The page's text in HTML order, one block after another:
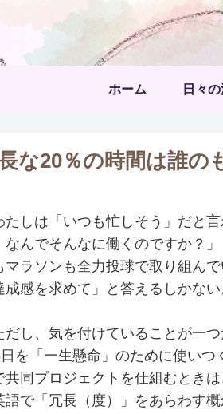
ホーム 日々
な20％の時間は誰の
しは「いつも忙しそう」だと
なんでそんなに働くのですか？
マラソンも全力投球で取り組ん
成感を求めて」と答えるしかない
し、気を付けていることが一
を「一生懸命」のために使い
共同プロジェクトを仕組むとき
で「冗長（度）」をあらわす